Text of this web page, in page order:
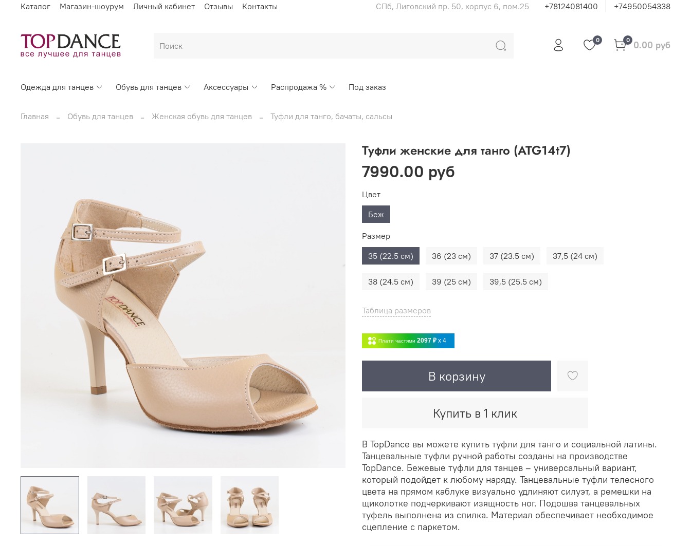
Каталог Магазин-шоурум Личный кабинет Отзывы Контакты СПб, Лиговский пр. 50, корпус 6, пом.25 +78124081400 +74950054338
0 0 0.00 руб
Одежда для танцев Обувь для танцев Аксессуары Распродажа % Под заказ
Главная Обувь для танцев Женская обувь для танцев Туфли для танго, бачаты, сальсы
Туфли женские для танго (ATG14t7)
7990.00 руб
Таблица размеров
Плати частями 2097 ₽ x 4
В корзину
Купить в 1 клик
Цвет
Беж
Размер
35 (22.5 см)
36 (23 см) 37 (23.5 см) 37,5 (24 см)
38 (24.5 см) 39 (25 см) 39,5 (25.5 см)
В TopDance вы можете купить туфли для танго и социальной латины.
Танцевальные туфли ручной работы созданы на производстве
TopDance. Бежевые туфли для танцев – универсальный вариант,
который подойдет к любому наряду. Танцевальные туфли телесного
цвета на прямом каблуке визуально удлиняют силуэт, а ремешки на
щиколотке подчеркивают изящность ног. Подошва танцевальных
туфель выполнена из спилка. Материал обеспечивает необходимое
сцепление с паркетом.